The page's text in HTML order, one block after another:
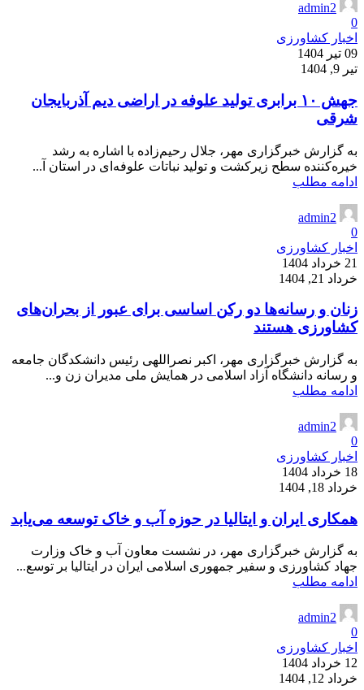
admin2
0
اخبار کشاورزی
09 تیر 1404
تیر 9, 1404
جهش ۱۰ برابری تولید علوفه در اراضی دیم آذربایجان
شرقی
به گزارش خبرگزاری مهر، جلال رحیم‌زاده با اشاره به رشد
خیره‌کننده سطح زیرکشت و تولید نباتات علوفه‌ای در استان آ...
ادامه مطلب
admin2
0
اخبار کشاورزی
21 خرداد 1404
خرداد 21, 1404
زنان و رسانه‌ها دو رکن اساسی برای عبور از بحران‌های
کشاورزی هستند
به گزارش خبرگزاری مهر، اکبر نصراللهی رئیس دانشکدگان جامعه
و رسانه دانشگاه آزاد اسلامی در همایش ملی مدیران زن و...
ادامه مطلب
admin2
0
اخبار کشاورزی
18 خرداد 1404
خرداد 18, 1404
همکاری ایران و ایتالیا در حوزه آب و خاک توسعه می‌یابد
به گزارش خبرگزاری مهر، در نشست معاون آب و خاک وزارت
جهاد کشاورزی و سفیر جمهوری اسلامی ایران در ایتالیا بر توسع...
ادامه مطلب
admin2
0
اخبار کشاورزی
12 خرداد 1404
خرداد 12, 1404